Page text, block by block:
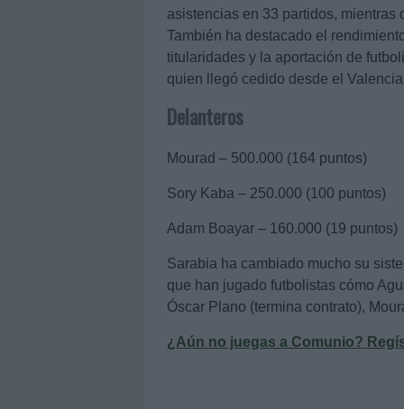
asistencias en 33 partidos, mientras
También ha destacado el
titularidades y la aportación de
quien llegó cedido desde el
Delanteros
Mourad – 500.000 (164 puntos)
Sory Kaba – 250.000 (100 puntos)
Adam Boayar – 160.000 (19 puntos)
Sarabia ha cambiado mucho su
que han jugado futbolistas cómo
Óscar Plano (termina contrato),
¿Aún no juegas a Comunio?